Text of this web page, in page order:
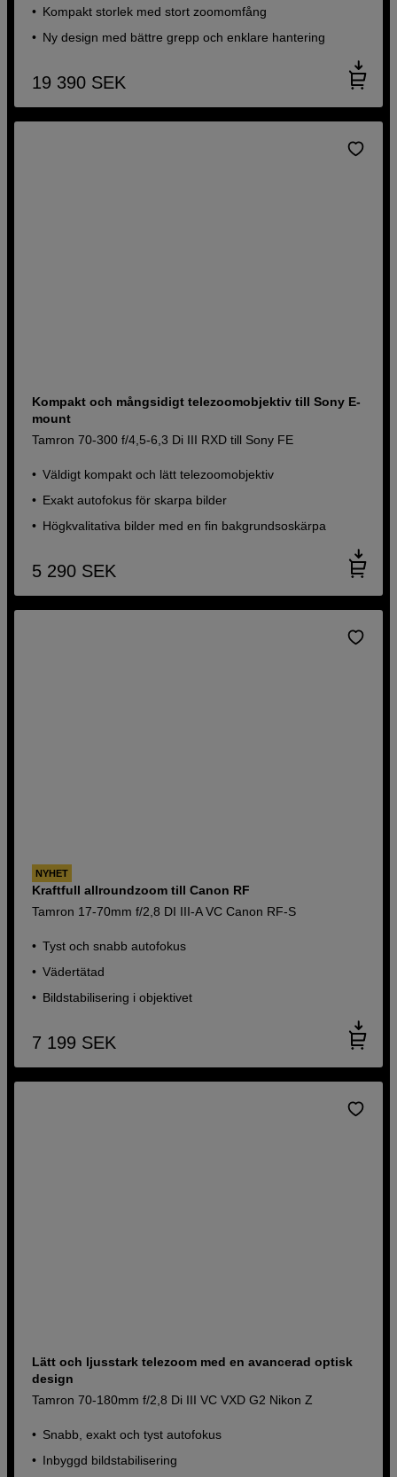
Kompakt storlek med stort zoomomfång
Ny design med bättre grepp och enklare hantering
19 390 SEK
Kompakt och mångsidigt telezoomobjektiv till Sony E-
mount
Tamron 70-300 f/4,5-6,3 Di III RXD till Sony FE
Väldigt kompakt och lätt telezoomobjektiv
Exakt autofokus för skarpa bilder
Högkvalitativa bilder med en fin bakgrundsoskärpa
5 290 SEK
NYHET
Kraftfull allroundzoom till Canon RF
Tamron 17-70mm f/2,8 DI III-A VC Canon RF-S
Tyst och snabb autofokus
Vädertätad
Bildstabilisering i objektivet
7 199 SEK
Lätt och ljusstark telezoom med en avancerad optisk
design
Tamron 70-180mm f/2,8 Di III VC VXD G2 Nikon Z
Snabb, exakt och tyst autofokus
Inbyggd bildstabilisering